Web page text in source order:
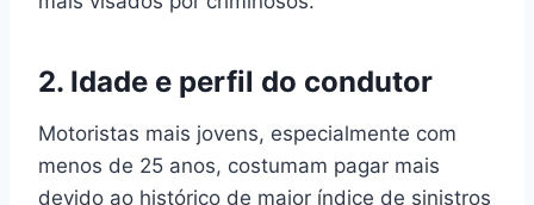
2. Idade e perfil do condutor
Motoristas mais jovens, especialmente com
menos de 25 anos, costumam pagar mais
devido ao histórico de maior índice de sinistros